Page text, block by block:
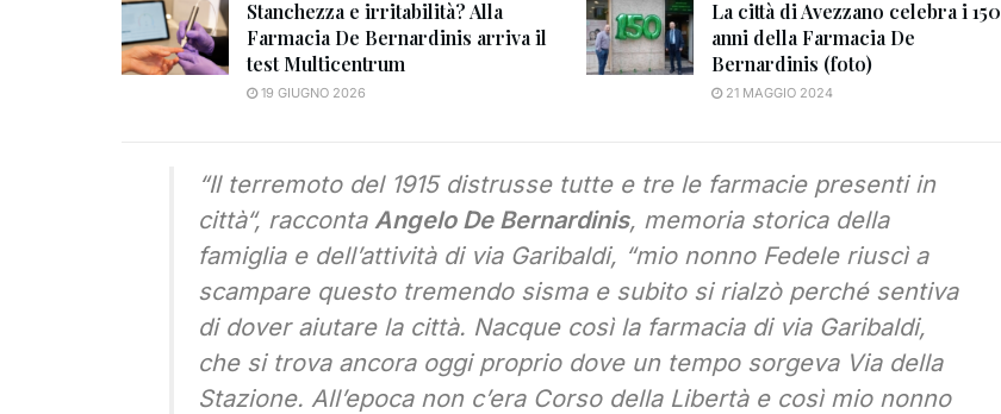
Stanchezza e irritabilità? Alla
Farmacia De Bernardinis arriva il
test Multicentrum
19 GIUGNO 2026
La città di Avezzano celebra i 150
anni della Farmacia De
Bernardinis (foto)
21 MAGGIO 2024
“Il terremoto del 1915 distrusse tutte e tre le farmacie presenti in
città“, racconta Angelo De Bernardinis, memoria storica della
famiglia e dell’attività di via Garibaldi, “mio nonno Fedele riuscì a
scampare questo tremendo sisma e subito si rialzò perché sentiva
di dover aiutare la città. Nacque così la farmacia di via Garibaldi,
che si trova ancora oggi proprio dove un tempo sorgeva Via della
Stazione. All’epoca non c’era Corso della Libertà e così mio nonno